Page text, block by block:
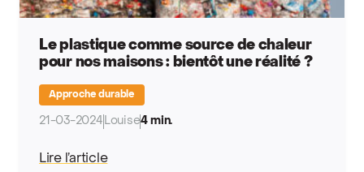
Le plastique comme source de chaleur
pour nos maisons : bientôt une réalité ?
Approche durable
21-03-2024 Louise4 min.
Lire l’article